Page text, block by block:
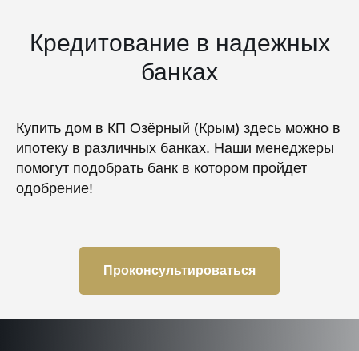
Кредитование в надежных
банках
Купить дом в КП Озёрный (Крым) здесь можно в
ипотеку в различных банках. Наши менеджеры
помогут подобрать банк в котором пройдет
одобрение!
Проконсультироваться